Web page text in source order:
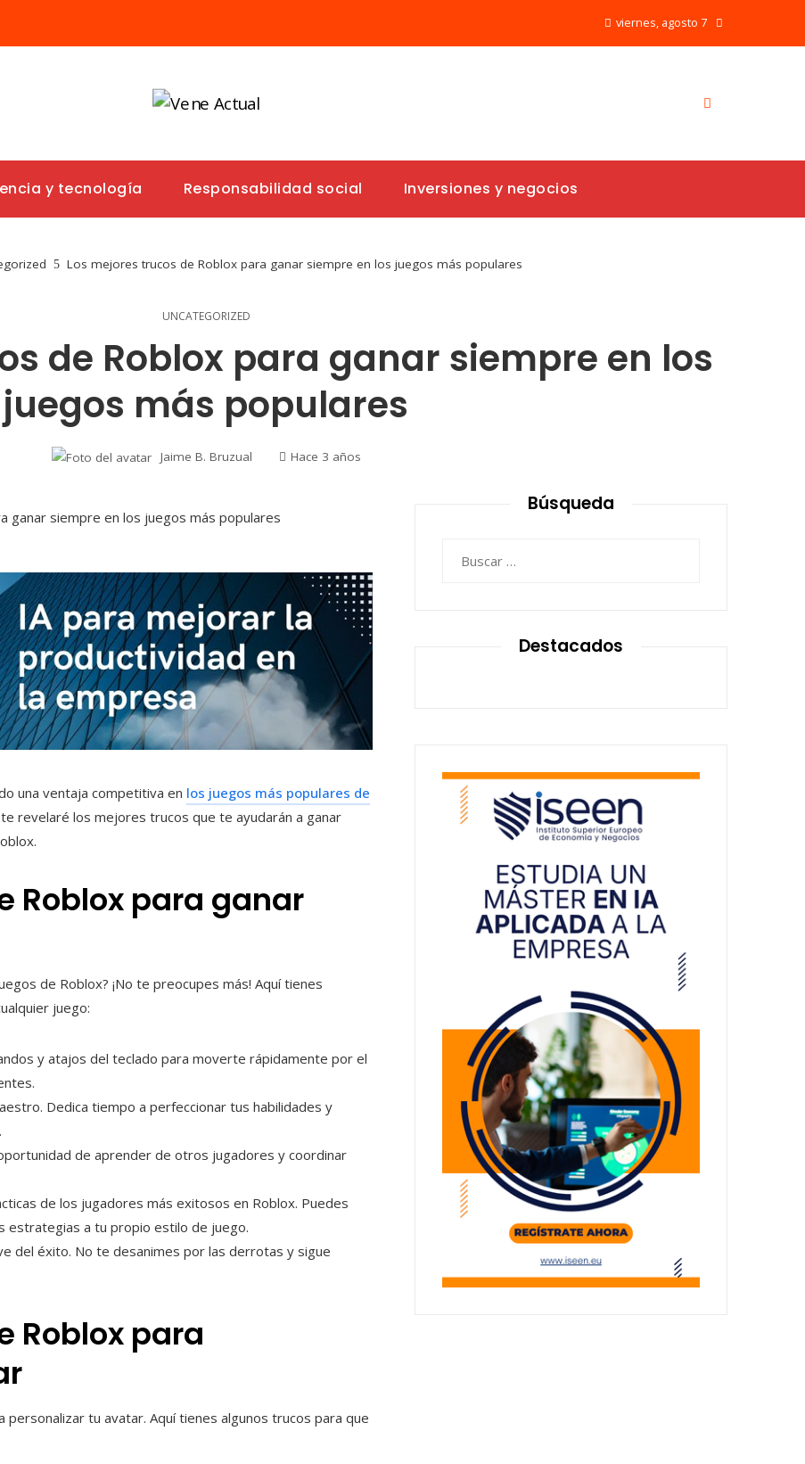
viernes, agosto 7
y tecnología Responsabilidad social Inversiones y negocios
Los mejores trucos de Roblox para ganar siempre en los juegos más populares
UNCATEGORIZED
de Roblox para ganar siempre en los
juegos más populares
Jaime B. Bruzual Hace 3 años
una ventaja competitiva en los juegos más populares de
revelaré los mejores trucos que te ayudarán a ganar
Roblox para ganar
de Roblox? ¡No te preocupes más! Aquí tienes
juego:
y atajos del teclado para moverte rápidamente por el
Dedica tiempo a perfeccionar tus habilidades y
de aprender de otros jugadores y coordinar
de los jugadores más exitosos en Roblox. Puedes
estrategias a tu propio estilo de juego.
del éxito. No te desanimes por las derrotas y sigue
Roblox para
tu avatar. Aquí tienes algunos trucos para que
Búsqueda
Destacados